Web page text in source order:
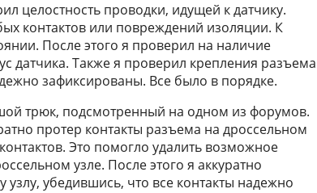
целостность проводки, идущей к датчику.
контактов или повреждений изоляции. К
После этого я проверил на наличие
датчика. Также я проверил крепления разъема
зафиксированы. Все было в порядке.
трюк, подсмотренный на одном из форумов.
протер контакты разъема на дроссельном
Это помогло удалить возможное
узле. После этого я аккуратно
убедившись, что все контакты надежно